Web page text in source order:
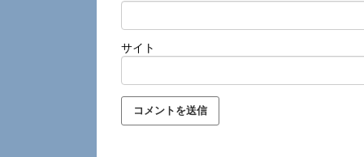
サイト